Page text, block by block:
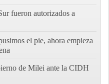
fueron autorizados a
el pie, ahora empieza
de Milei ante la CIDH